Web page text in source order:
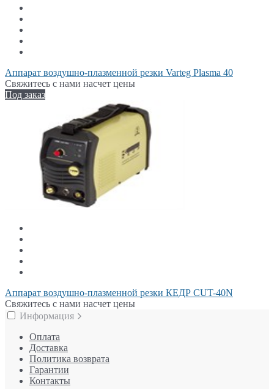
Аппарат воздушно-плазменной резки Varteg Plasma 40
Свяжитесь с нами насчет цены
Под заказ
Аппарат воздушно-плазменной резки КЕДР CUT-40N
Свяжитесь с нами насчет цены
Информация
Оплата
Доставка
Политика возврата
Гарантии
Контакты